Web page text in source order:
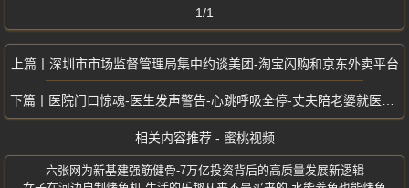
1/1
深圳市市场监督管理局集中约谈美团-淘宝闪购和京东外卖平台
医院门口惊魂-医生发声警告-心跳呼吸全停-丈夫陪老婆就医仅差3米猝死
相关内容推荐 - 蜜桃视频
六张网为新基建强筋健骨-7万亿投资背后的高质量发展新逻辑